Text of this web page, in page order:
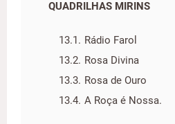
QUADRILHAS MIRINS
Rádio Farol
Rosa Divina
Rosa de Ouro
A Roça é Nossa.